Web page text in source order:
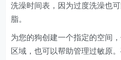
洗澡时间表，因为过度洗澡也
脂。
为您的狗创建一个指定的空间
区域，也可以帮助管理过敏原